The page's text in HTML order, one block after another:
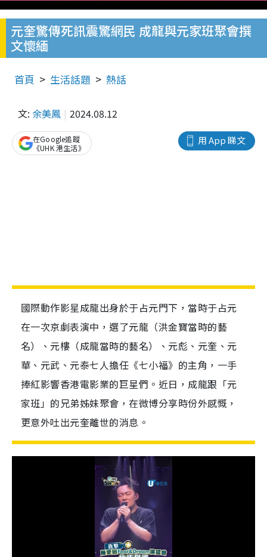
元奎驚傳死訊震驚網民 成龍與元家班聚會撰
文懷緬
首頁 生活話題 熱話
文: 余美鳳 2024.08.12
用 App 睇文
在Google追蹤
《UHK 港生活》
國際動作影星成龍出身於于占元門下，當時于占元
在一次京劇表演中，選了元龍（洪金寶當時的藝
名）、元樓（成龍當時的藝名）、元彪、元奎、元
華、元武、元泰七人擔任《七小福》的主角，一手
捧紅影響香港電影業的巨星們。近日，成龍跟「元
家班」的兄弟姊妹聚會，在微博分享時份外感慨，
更意外吐出元奎離世的消息。